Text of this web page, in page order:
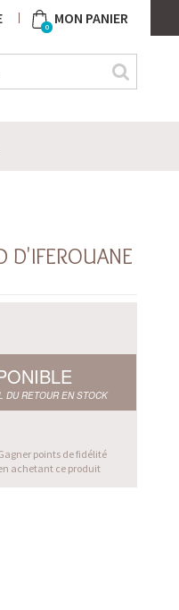
0 MON PANIER
D'IFEROUANE
DU RETOUR EN STOCK
points de fidélité
achetant ce produit